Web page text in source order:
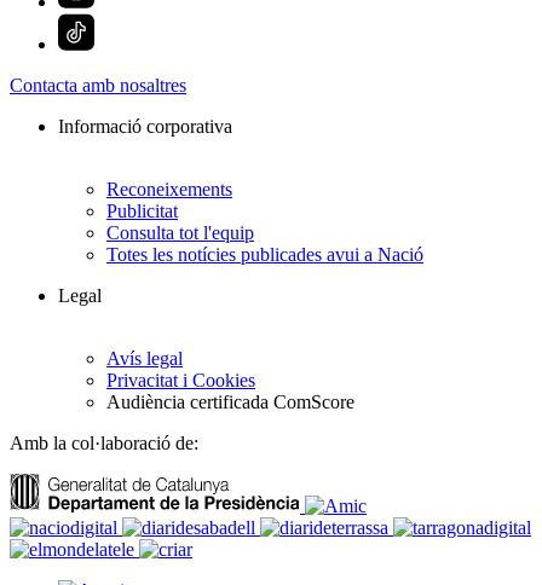
Contacta amb nosaltres
Informació corporativa
Reconeixements
Publicitat
Consulta tot l'equip
Totes les notícies publicades avui a Nació
Legal
Avís legal
Privacitat i Cookies
Audiència certificada ComScore
Amb la col·laboració de: